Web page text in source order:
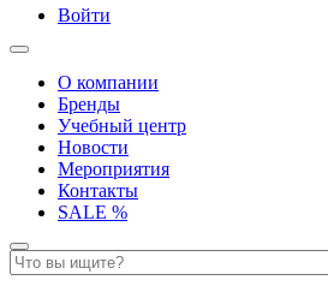
Войти
О компании
Бренды
Учебный центр
Новости
Мероприятия
Контакты
SALE %